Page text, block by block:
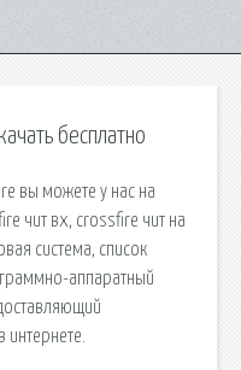
бесплатно
вы можете у нас на
чит вх, crossfire чит на
сиcтема, список
аппаратный